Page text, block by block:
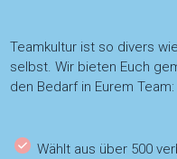
Teamkultur ist so divers
selbst. Wir bieten Euch
den Bedarf in Eurem Team:
Wählt aus über 500